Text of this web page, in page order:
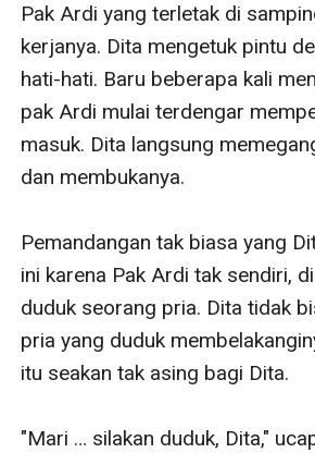
Pak Ardi yang terletak di
kerjanya. Dita mengetuk pintu
hati-hati. Baru beberapa kali
pak Ardi mulai terdengar
masuk. Dita langsung
dan membukanya.
Pemandangan tak biasa yang
ini karena Pak Ardi tak sendiri,
duduk seorang pria. Dita tidak
pria yang duduk
itu seakan tak asing bagi Dita.
"Mari … silakan duduk, Dita,"